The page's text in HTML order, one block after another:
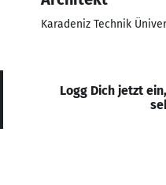
Karadeniz Technik
Logg Dich jetzt